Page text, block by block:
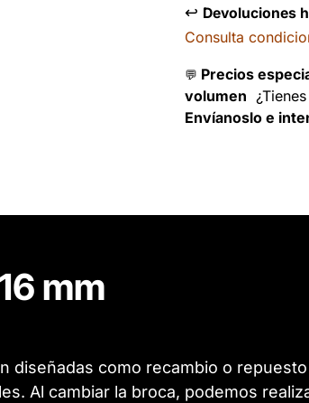
↩️ Devoluciones
Consulta
💬 Precios
volumen
Envíanoslo e
mm
como recambio o
Al cambiar la broca, podemos